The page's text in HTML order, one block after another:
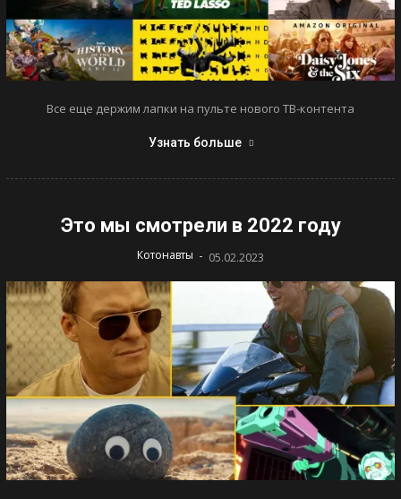
Все еще держим лапки на пульте нового ТВ-контента
Узнать больше
Это мы смотрели в 2022 году
Котонавты - 05.02.2023